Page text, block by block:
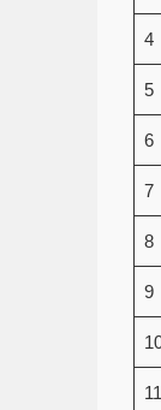
4
5
6
7
8
9
11